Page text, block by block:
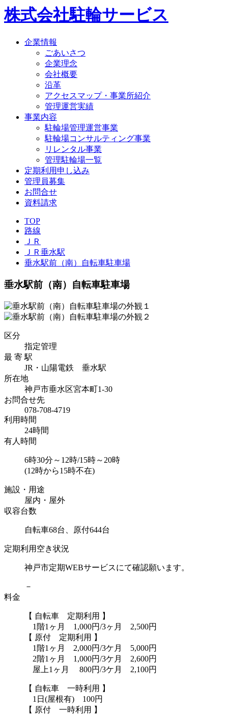
株式会社駐輪サービス
企業情報
ごあいさつ
企業理念
会社概要
沿革
アクセスマップ・事業所紹介
管理運営実績
事業内容
駐輪場管理運営事業
駐輪場コンサルティング事業
リレンタル事業
管理駐輪場一覧
定期利用申し込み
管理員募集
お問合せ
資料請求
TOP
路線
ＪＲ
ＪＲ垂水駅
垂水駅前（南）自転車駐車場
垂水駅前（南）自転車駐車場
区分
指定管理
最 寄 駅
JR・山陽電鉄 垂水駅
所在地
神戸市垂水区宮本町1-30
お問合せ先
078-708-4719
利用時間
24時間
有人時間
6時30分～12時/15時～20時
(12時から15時不在)
施設・用途
屋内・屋外
収容台数
自転車68台、原付644台
定期利用空き状況
神戸市定期WEBサービスにて確認願います。
－
料金
【 自転車 定期利用 】
1階1ヶ月 1,000円/3ヶ月 2,500円
【 原付 定期利用 】
1階1ヶ月 2,000円/3ケ月 5,000円
2階1ヶ月 1,000円/3ケ月 2,600円
屋上1ヶ月 800円/3ケ月 2,100円
【 自転車 一時利用 】
1日(屋根有) 100円
【 原付 一時利用 】